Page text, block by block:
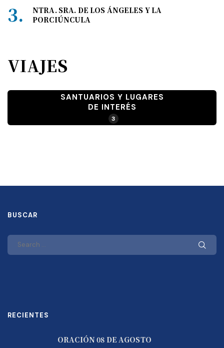
NTRA. SRA. DE LOS ÁNGELES Y LA
PORCIÚNCULA
VIAJES
SANTUARIOS Y LUGARES
DE INTERÉS
3
BUSCAR
RECIENTES
ORACIÓN 08 DE AGOSTO